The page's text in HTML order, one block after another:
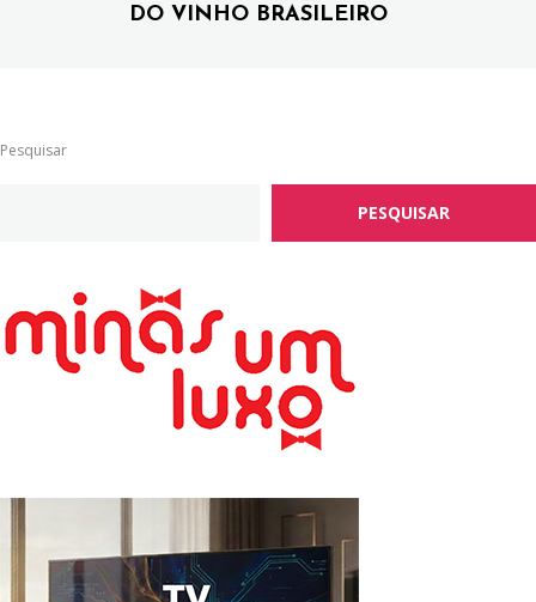
DO VINHO BRASILEIRO
Pesquisar
PESQUISAR